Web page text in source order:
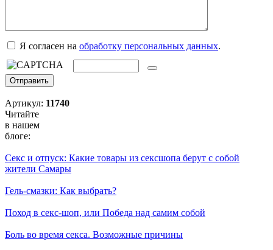
Я согласен на обработку персональных данных.
Артикул: 11740
Читайте
в нашем
блоге:
Секс и отпуск: Какие товары из сексшопа берут с собой
жители Самары
Гель-смазки: Как выбрать?
Поход в секс-шоп, или Победа над самим собой
Боль во время секса. Возможные причины